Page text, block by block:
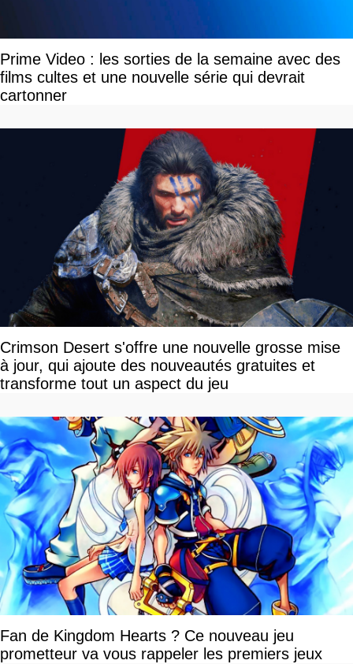
Prime Video : les sorties de la semaine avec des
films cultes et une nouvelle série qui devrait
cartonner
Crimson Desert s'offre une nouvelle grosse mise
à jour, qui ajoute des nouveautés gratuites et
transforme tout un aspect du jeu
Fan de Kingdom Hearts ? Ce nouveau jeu
prometteur va vous rappeler les premiers jeux